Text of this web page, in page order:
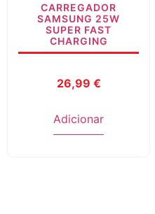
CARREGADOR
SAMSUNG 25W
SUPER FAST
CHARGING
26,99 €
Adicionar